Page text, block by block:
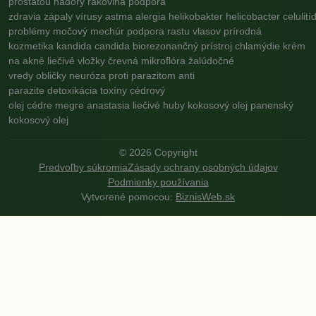
zdravia zápaly vírusy astma alergia helikobakter helicobacter
problémy močový mechúr podpora rastu vlasov prírodná
kozmetika kandida candida biorezonančný prístroj chlamýdie krém
na akné liečivé vložky črevná mikroflóra žalúdočné
vredy obličky neuróza proti parazitom anti
parazite detoxikácia toxíny cédrový
olej cédre megre anastasia liečivé huby kokosový olej panenský
kokosový olej
© 2026 Copyright
Predvoľby súkromiaZásady ochrany osobných údajov
Podmienky používania
Vytvorené pomocou: BiznisWeb.sk